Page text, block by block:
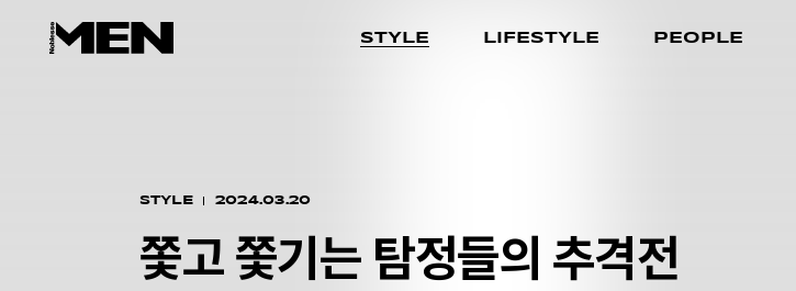
STYLE LIFESTYLE PEOPLE
STYLE 2024.03.20
쫓고 쫓기는 탐정들의 추격전